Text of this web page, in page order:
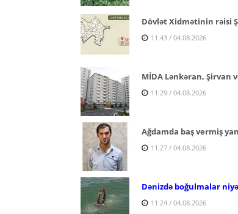
Dövlət Xidmətinin rəisi
11:43 / 04.08.2026
MİDA Lənkəran, Şirvan
11:29 / 04.08.2026
Ağdamda baş vermiş
11:27 / 04.08.2026
Dənizdə boğulmalar
11:24 / 04.08.2026